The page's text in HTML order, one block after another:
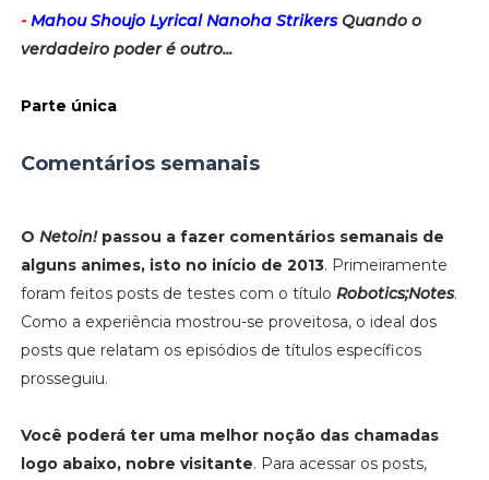
- Mahou Shoujo Lyrical Nanoha Strikers Quando o
verdadeiro poder é outro...
Parte única
Comentários semanais
O Netoin!passou a fazer comentários semanais de
alguns animes, isto no início de 2013. Primeiramente
foram feitos posts de testes com o título Robotics;Notes.
Como a experiência mostrou-se proveitosa, o ideal dos
posts que relatam os episódios de títulos específicos
prosseguiu.
Você poderá ter uma melhor noção das chamadas
logo abaixo, nobre visitante. Para acessar os posts,